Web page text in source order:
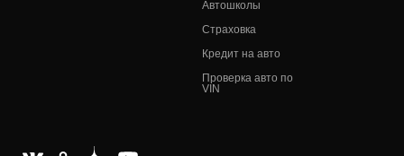
Автошколы
Страховка
Кредит на авто
Проверка авто по
VIN